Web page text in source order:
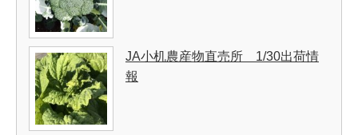
JA小机農産物直売所 1/30出荷情
報